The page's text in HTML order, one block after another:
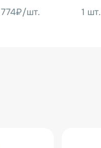
шт. 1 шт.